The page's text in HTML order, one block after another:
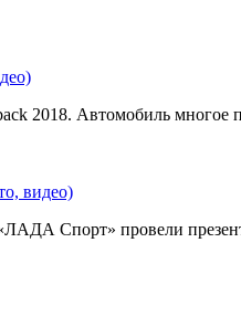
2018. Автомобиль многое
видео)
Спорт» провели